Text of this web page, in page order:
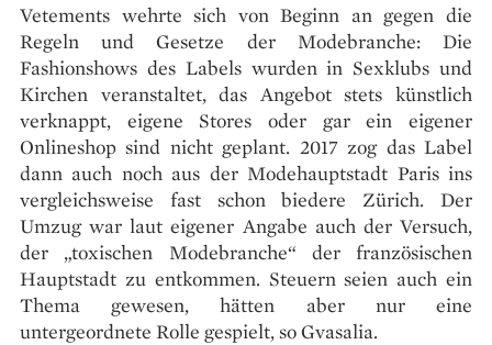
Vetements wehrte sich von Beginn an gegen die
Regeln und Gesetze der Modebranche: Die
Fashionshows des Labels wurden in Sexklubs und
Kirchen veranstaltet, das Angebot stets künstlich
verknappt, eigene Stores oder gar ein eigener
Onlineshop sind nicht geplant. 2017 zog das Label
dann auch noch aus der Modehauptstadt Paris ins
vergleichsweise fast schon biedere Zürich. Der
Umzug war laut eigener Angabe auch der Versuch,
der „toxischen Modebranche“ der französischen
Hauptstadt zu entkommen. Steuern seien auch ein
Thema gewesen, hätten aber nur eine
untergeordnete Rolle gespielt, so Gvasalia.